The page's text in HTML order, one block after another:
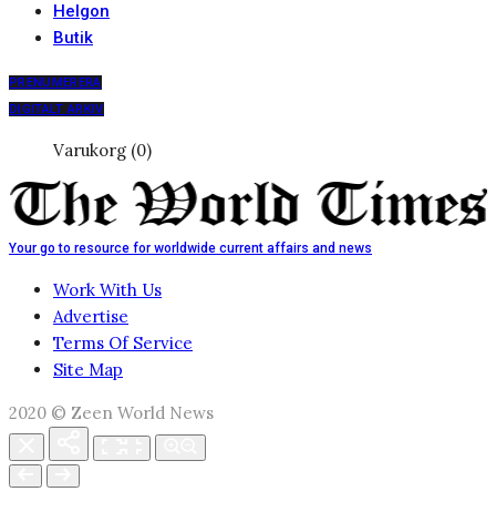
Helgon
Butik
PRENUMERERA
DIGITALT ARKIV
Varukorg (0)
Your go to resource for worldwide current affairs and news
Work With Us
Advertise
Terms Of Service
Site Map
2020 © Zeen World News